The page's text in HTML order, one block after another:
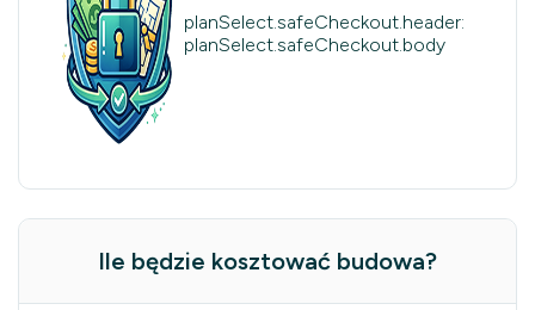
planSelect.safeCheckout.header:
planSelect.safeCheckout.body
Ile będzie kosztować budowa?